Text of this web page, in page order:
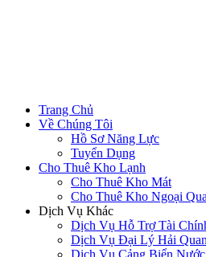
Trang Chủ
Về Chúng Tôi
Hồ Sơ Năng Lực
Tuyển Dụng
Cho Thuê Kho Lạnh
Cho Thuê Kho Mát
Cho Thuê Kho Ngoại
Dịch Vụ Khác
Dịch Vụ Hỗ Trợ Tài
Dịch Vụ Đại Lý Hải Quan
Dịch Vụ Cảng Biển